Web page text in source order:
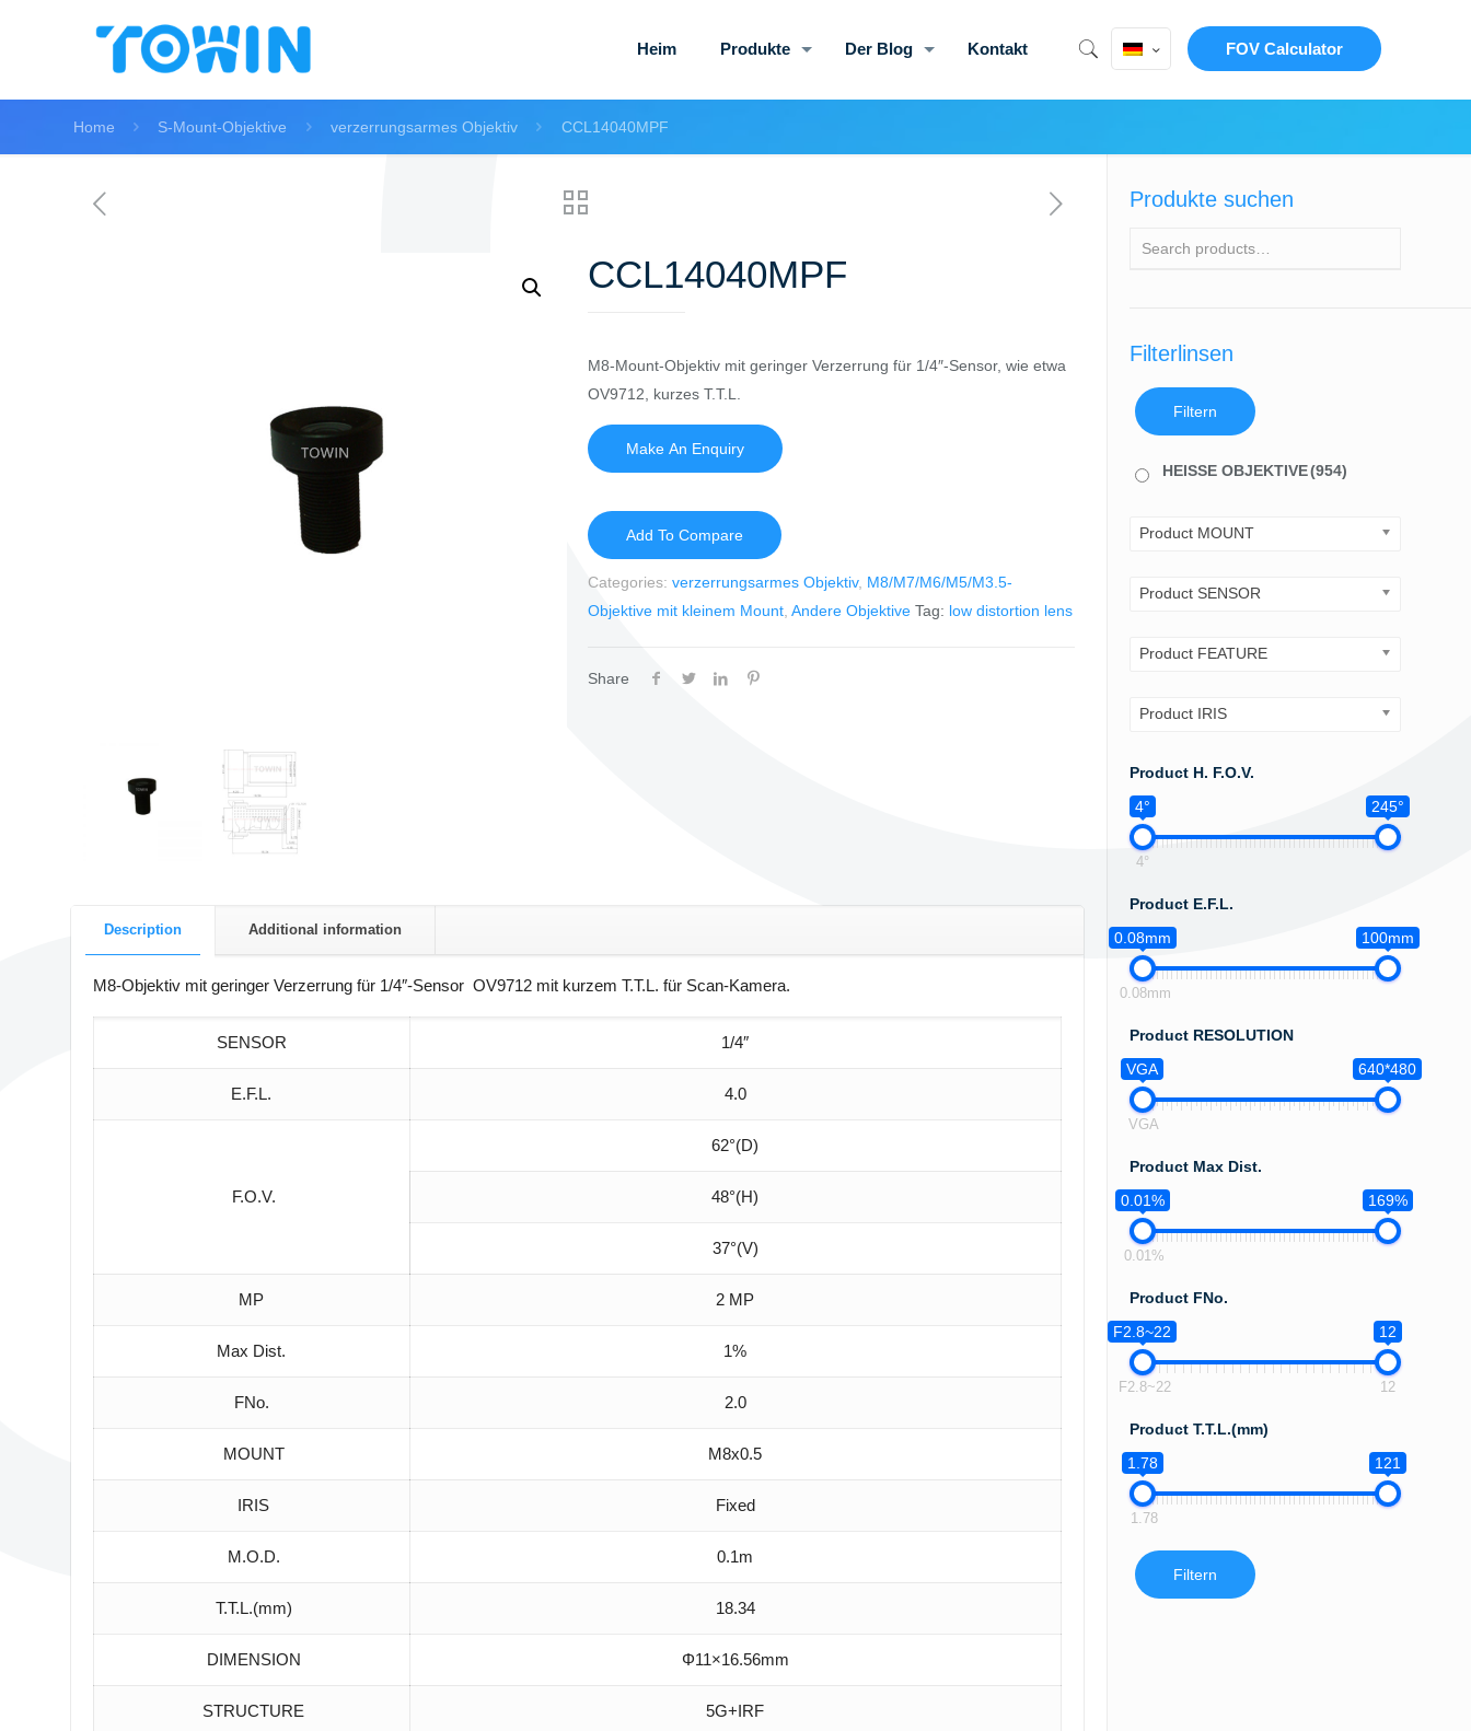
Heim Produkte Der Blog Kontakt FOV Calculator
Home S-Mount-Objektive verzerrungsarmes Objektiv CCL14040MPF
CCL14040MPF
M8-Mount-Objektiv mit geringer Verzerrung für 1/4″-Sensor, wie etwa
OV9712, kurzes T.T.L.
Add To Compare
Categories: verzerrungsarmes Objektiv, M8/M7/M6/M5/M3.5-
Objektive mit kleinem Mount, Andere Objektive Tag: low distortion lens
Share
Description Additional information
M8-Objektiv mit geringer Verzerrung für 1/4″-Sensor OV9712 mit kurzem T.T.L. für Scan-Kamera.
SENSOR 1/4″
E.F.L. 4.0
F.O.V.
62°(D)
48°(H)
37°(V)
MP 2 MP
Max Dist. 1%
FNo. 2.0
MOUNT M8x0.5
IRIS Fixed
M.O.D. 0.1m
T.T.L.(mm) 18.34
DIMENSION Φ11×16.56mm
STRUCTURE 5G+IRF
Produkte suchen
Filterlinsen
Filtern
HEISSE OBJEKTIVE(954)
Product MOUNT
Product SENSOR
Product FEATURE
Product IRIS
Product H. F.O.V.
4°
245°
4°
Product E.F.L.
0.08mm
100mm
0.08mm
Product RESOLUTION
VGA
640*480
VGA
Product Max Dist.
0.01%
169%
0.01%
Product FNo.
F2.8~22
12
F2.8~22 12
Product T.T.L.(mm)
1.78
121
1.78
Filtern